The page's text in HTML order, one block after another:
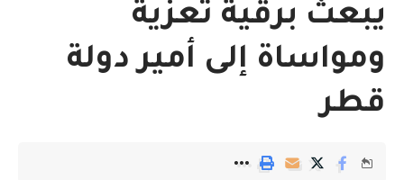
يبعث برقية تعزية
ومواساة إلى أمير دولة
قطر